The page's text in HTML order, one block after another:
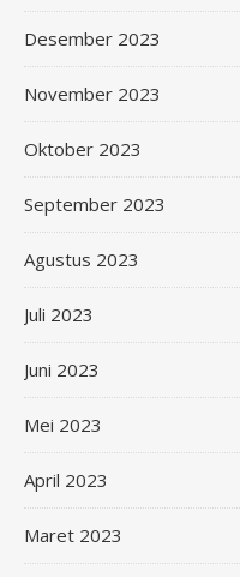
Desember 2023
November 2023
Oktober 2023
September 2023
Agustus 2023
Juli 2023
Juni 2023
Mei 2023
April 2023
Maret 2023